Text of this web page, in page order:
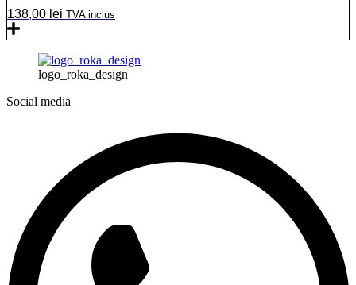
138,00 lei TVA inclus
logo_roka_design
Social media